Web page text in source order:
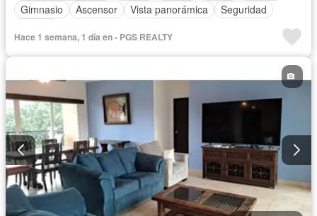
Gimnasio
Ascensor Vista panorámica
Seguridad
Hace 1 semana, 1 día en - PGS REALTY